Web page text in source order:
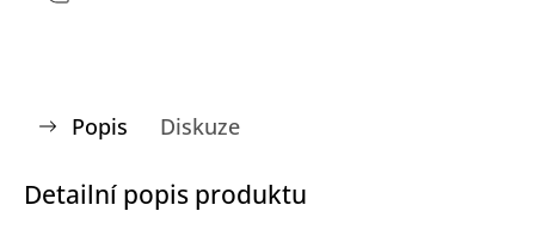
Popis Diskuze
Detailní popis produktu